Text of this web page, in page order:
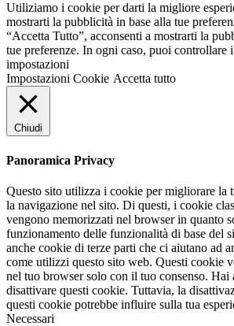
Utiliziamo i cookie per darti la migliore
mostrarti la pubblicità in base alla tue
“Accetta Tutto”, acconsenti a mostrarti la
tue preferenze. In ogni caso, puoi controllare
impostazioni
Impostazioni Cookie Accetta tutto
Chiudi
Panoramica Privacy
Questo sito utilizza i cookie per migliorare la
la navigazione nel sito. Di questi, i cookie
vengono memorizzati nel browser in quanto
funzionamento delle funzionalità di base del
anche cookie di terze parti che ci aiutano ad
come utilizzi questo sito web. Questi cookie
nel tuo browser solo con il tuo consenso. Hai
disattivare questi cookie. Tuttavia, la
questi cookie potrebbe influire sulla tua
Necessari